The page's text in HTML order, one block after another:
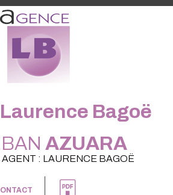
Bagoë
AZUARA
: LAURENCE BAGOË